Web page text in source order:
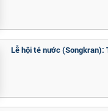
Lễ hội té nước (Songkran):